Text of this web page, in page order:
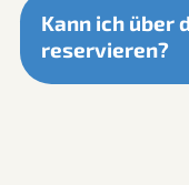
Null, nada,
Kann ich über
reservieren?
Du kannst